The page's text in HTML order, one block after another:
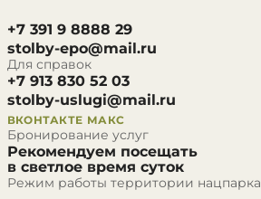
+7 391 9 8888 29
stolby-epo@mail.ru
Для справок
+7 913 830 52 03
stolby-uslugi@mail.ru
ВКОНТАКТЕ МАКС
Бронирование услуг
Рекомендуем посещать
в светлое время суток
Режим работы территории нацпарка